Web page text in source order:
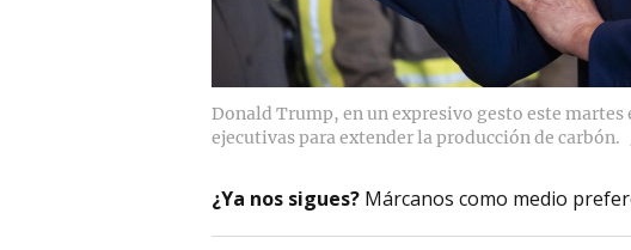
Donald Trump, en un expresivo gesto este martes
ejecutivas para extender la producción de carbón.
¿Ya nos sigues? Márcanos como medio